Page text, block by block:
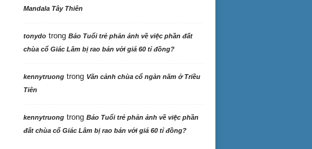
Mandala Tây Thiên
tonydotrong Báo Tuổi trẻ phản ảnh về việc phần đất
chùa cổ Giác Lâm bị rao bán với giá 60 tỉ đồng?
kennytruongtrong Vãn cảnh chùa cổ ngàn năm ở Triều
Tiên
kennytruongtrong Báo Tuổi trẻ phản ảnh về việc phần
đất chùa cổ Giác Lâm bị rao bán với giá 60 tỉ đồng?